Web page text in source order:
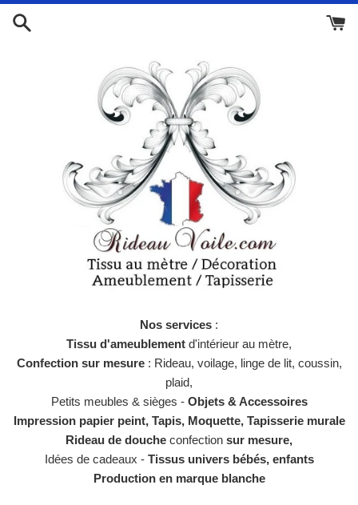
Passer
Nos services :
Tissu d'ameublement d'intérieur au mètre,
Confection sur mesure: Rideau, voilage, linge de lit, coussin,
plaid,
Petits meubles & sièges - Objets & Accessoires
Impression papier peint, Tapis, Moquette, Tapisserie murale
Rideau de douche confection sur mesure,
Idées de cadeaux - Tissus univers bébés, enfants
Production en marque blanche